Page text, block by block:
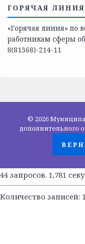
СКАЖИ
ГОРЯЧАЯ ЛИНИЯ
«Горячая линия» по